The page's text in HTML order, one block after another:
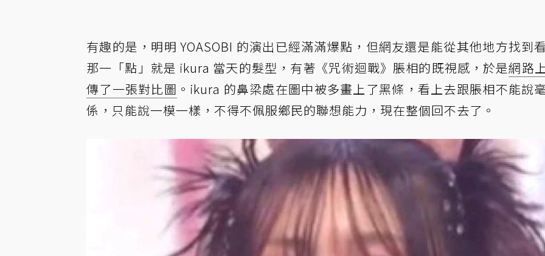
有趣的是，明明 YOASOBI 的演出已經滿滿爆點，但網友還是能從其他地方找到
那一「點」就是 ikura 當天的髮型，有著《咒術迴戰》脹相的既視感，於是網路
傳了一張對比圖 。ikura 的鼻梁處在圖中被多畫上了黑條，看上去跟脹相不能說
係，只能說一模一樣，不得不佩服鄉民的聯想能力，現在整個回不去了。